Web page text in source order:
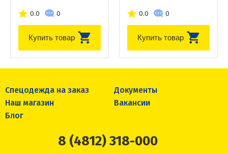
0.0 0
Купить товар
0.0 0
Купить товар
Спецодежда на заказ
Документы
Наш магазин
Вакансии
Блог
8 (4812) 318-000